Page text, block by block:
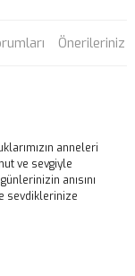
Önerileriniz
anneleri
ve sevgiyle
anısını
sevdiklerinize